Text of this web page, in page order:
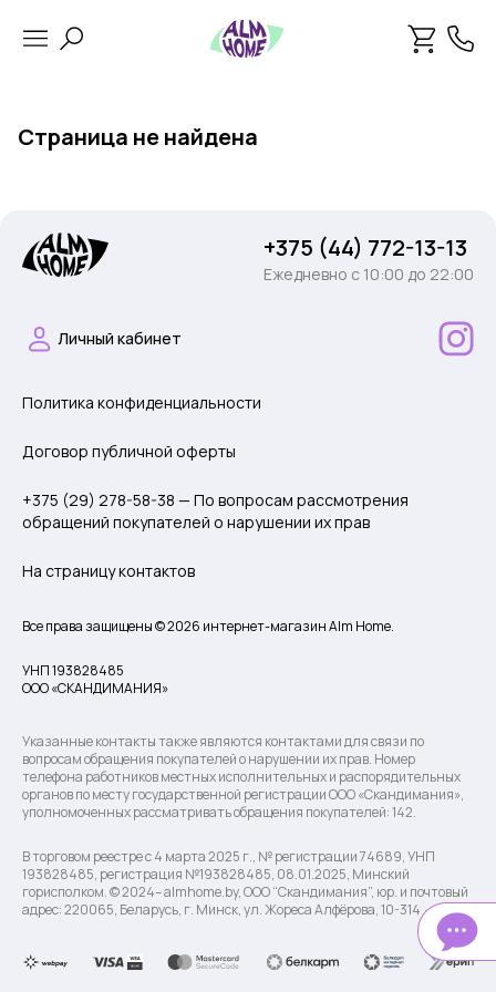
Страница не найдена
+375 (44) 772-13-13
Ежедневно c 10:00 до 22:00
Личный кабинет
Политика конфиденциальности
Договор публичной оферты
+375 (29) 278-58-38 — По вопросам рассмотрения
обращений покупателей о нарушении их прав
На страницу контактов
Все права защищены © 2026 интернет-магазин Alm Home.
УНП 193828485
ООО «СКАНДИМАНИЯ»
Указанные контакты также являются контактами для связи по
вопросам обращения покупателей о нарушении их прав. Номер
телефона работников местных исполнительных и распорядительных
органов по месту государственной регистрации ООО «Скандимания»,
уполномоченных рассматривать обращения покупателей: 142.
В торговом реестре с 4 марта 2025 г., № регистрации 74689, УНП
193828485, регистрация №193828485, 08.01.2025, Минский
горисполком. © 2024– almhome.by, ООО “Скандимания”, юр. и почтовый
адрес: 220065, Беларусь, г. Минск, ул. Жореса Алфёрова, 10-314